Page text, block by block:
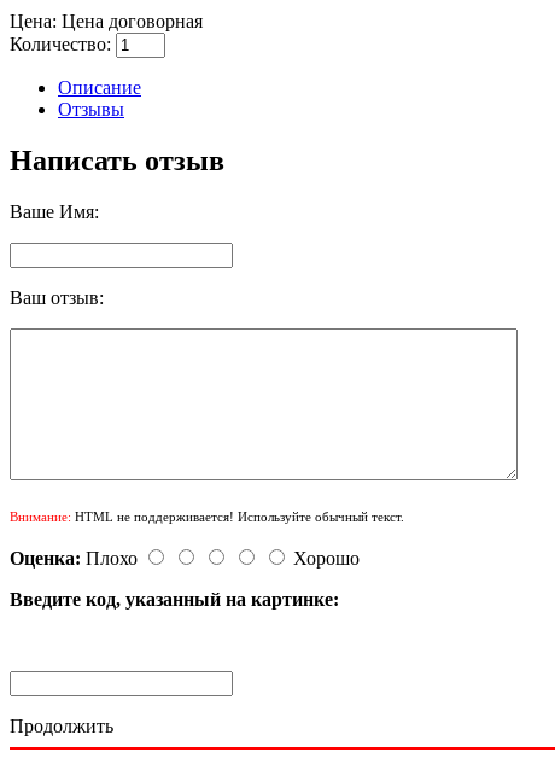
Цена: Цена договорная
Количество:
Описание
Отзывы
Написать отзыв
Ваше Имя:
Ваш отзыв:
Внимание: HTML не поддерживается! Используйте обычный текст.
Оценка: Плохо
Хорошо
Введите код, указанный на картинке:
Продолжить